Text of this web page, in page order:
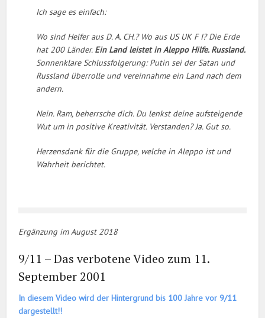
Ich sage es einfach:
Wo sind Helfer aus D. A. CH.? Wo aus US UK F I? Die Erde
hat 200 Länder. Ein Land leistet in Aleppo Hilfe. Russland.
Sonnenklare Schlussfolgerung: Putin sei der Satan und
Russland überrolle und vereinnahme ein Land nach dem
andern.
Nein. Ram, beherrsche dich. Du lenkst deine aufsteigende
Wut um in positive Kreativität. Verstanden? Ja. Gut so.
Herzensdank für die Gruppe, welche in Aleppo ist und
Wahrheit berichtet.
Ergänzung im August 2018
9/11 – Das verbotene Video zum 11.
September 2001
In diesem Video wird der Hintergrund bis 100 Jahre vor 9/11
dargestellt!!